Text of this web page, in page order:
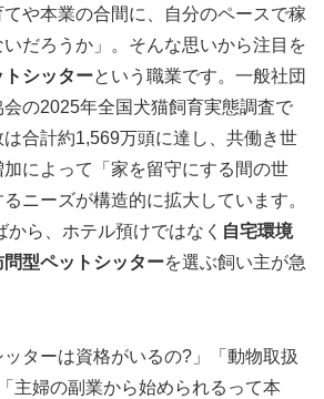
や本業の合間に、自分のペースで稼
だろうか」。そんな思いから注目を
トシッターという職業です。一般社団
の2025年全国犬猫飼育実態調査で
合計約1,569万頭に達し、共働き世
によって「家を留守にする間の世
ニーズが構造的に拡大しています。
から、ホテル預けではなく 自宅環境
型ペットシッターを選ぶ飼い主が急
ターは資格がいるの?」「動物取扱
主婦の副業から始められるって本